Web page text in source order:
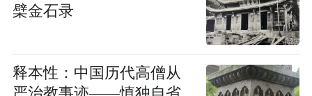
檗金石录
释本性：中国历代高僧从